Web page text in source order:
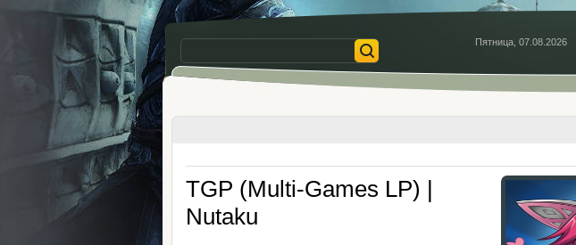
Пятница, 07.08.2026
TGP (Multi-Games LP) |
Nutaku